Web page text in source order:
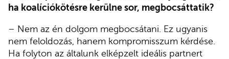
ha koalíciókötésre kerülne sor, megbocsáttatik?
– Nem az én dolgom megbocsátani. Ez ugyanis
nem feloldozás, hanem kompromisszum kérdése.
Ha folyton az általunk elképzelt ideális partnert